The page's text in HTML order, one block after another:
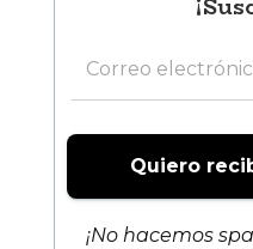
¡No hacemos